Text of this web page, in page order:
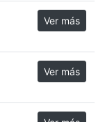
Ver más
Ver más